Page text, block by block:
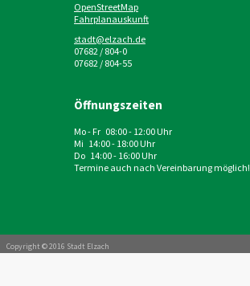
OpenStreetMap
Fahrplanauskunft
stadt@elzach.de
07682 / 804-0
07682 / 804-55
Öffnungszeiten
Mo - Fr 08:00 - 12:00 Uhr
Mi 14:00 - 18:00 Uhr
Do 14:00 - 16:00 Uhr
Termine auch nach Vereinbarung möglich!
Copyright © 2016 Stadt Elzach